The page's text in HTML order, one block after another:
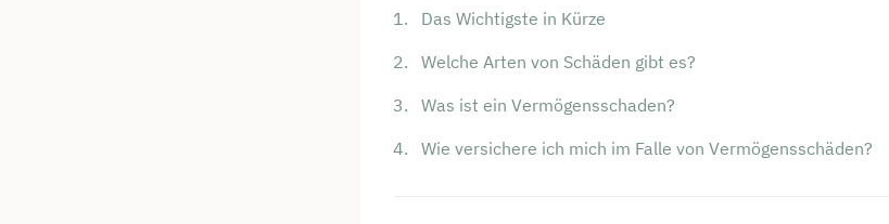
Das Wichtigste in Kürze
Welche Arten von Schäden gibt es?
Was ist ein Vermögensschaden?
Wie versichere ich mich im Falle von Vermögensschäden?